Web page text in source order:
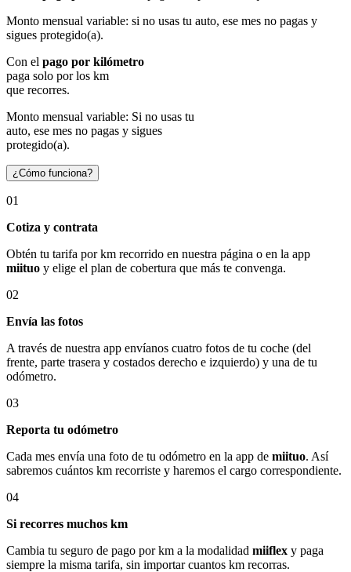
Monto mensual variable: si no usas tu auto, ese mes no pagas y
sigues protegido(a).
Con el pago por kilómetro
paga solo por los km
que recorres.
Monto mensual variable: Si no usas tu
auto, ese mes no pagas y sigues
protegido(a).
¿Cómo funciona?
01
Cotiza y contrata
Obtén tu tarifa por km recorrido en nuestra página o en la app
miituo y elige el plan de cobertura que más te convenga.
02
Envía las fotos
A través de nuestra app envíanos cuatro fotos de tu coche (del
frente, parte trasera y costados derecho e izquierdo) y una de tu
odómetro.
03
Reporta tu odómetro
Cada mes envía una foto de tu odómetro en la app de miituo. Así
sabremos cuántos km recorriste y haremos el cargo correspondiente.
04
Si recorres muchos km
Cambia tu seguro de pago por km a la modalidad miiflex y paga
siempre la misma tarifa, sin importar cuantos km recorras.